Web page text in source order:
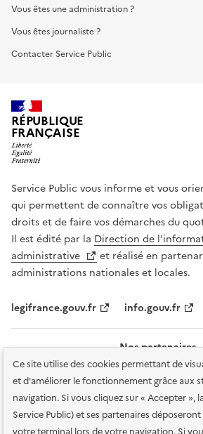
Ce site utilise des cookies permettant de
et d'améliorer le fonctionnement grâce aux
navigation. Si vous cliquez sur « Accepter »,
Service Public) et ses partenaires
Vous êtes une administration ?
Vous êtes journaliste ?
Contacter Service Public
RÉPUBLIQUE
FRANÇAISE
Service Public vous informe et vous
qui permettent de connaître vos
droits et de faire vos démarches du
Il est édité par la Direction de
administrative
et réalisé en
administrations nationales et locales.
legifrance.gouv.fr info.gouv.fr
Nos partenaires